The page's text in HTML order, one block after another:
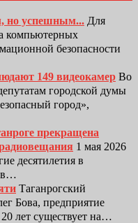
но успешным... Для
компьютерных
безопасности
149 видеокамер Во
городской думы
город»,
прекращена
1 мая 2026
десятилетия в
в…
Таганрогский
Бова, предприятие
лет существует на…